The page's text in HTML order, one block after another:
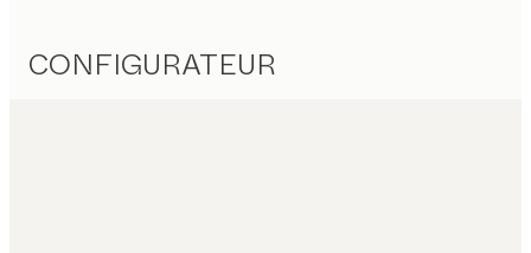
CONFIGURATEUR